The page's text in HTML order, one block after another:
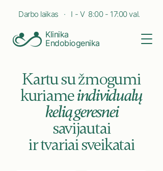
Darbo laikas · I - V 8:00 - 17:00 val.
Klinika
Endobiogenika
Kartu su žmogumi
kuriameindividualų
kelią geresnei
savijautai
ir tvariai sveikatai